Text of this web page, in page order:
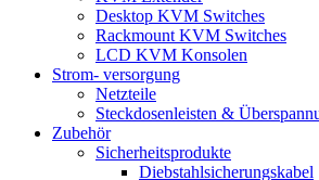
Desktop KVM Switches
Rackmount KVM Switches
LCD KVM Konsolen
Strom- versorgung
Netzteile
Steckdosenleisten &
Zubehör
Sicherheitsprodukte
Diebstahlsicherungskabel